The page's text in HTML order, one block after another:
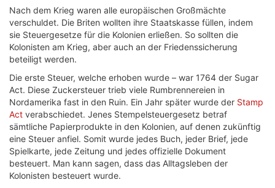
Nach dem Krieg waren alle europäischen Großmächte
verschuldet. Die Briten wollten ihre Staatskasse füllen, indem
sie Steuergesetze für die Kolonien erließen. So sollten die
Kolonisten am Krieg, aber auch an der Friedenssicherung
beteiligt werden.
Die erste Steuer, welche erhoben wurde – war 1764 der Sugar
Act. Diese Zuckersteuer trieb viele Rumbrennereien in
Nordamerika fast in den Ruin. Ein Jahr später wurde der Stamp
Act verabschiedet. Jenes Stempelsteuergesetz betraf
sämtliche Papierprodukte in den Kolonien, auf denen zukünftig
eine Steuer anfiel. Somit wurde jedes Buch, jeder Brief, jede
Spielkarte, jede Zeitung und jedes offizielle Dokument
besteuert. Man kann sagen, dass das Alltagsleben der
Kolonisten besteuert wurde.